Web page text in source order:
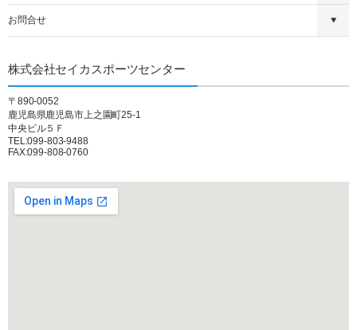
お問合せ
株式会社セイカスポーツセンター
〒890-0052
鹿児島県鹿児島市上之園町25-1
中央ビル５Ｆ
TEL:099-803-9488
FAX:099-808-0760